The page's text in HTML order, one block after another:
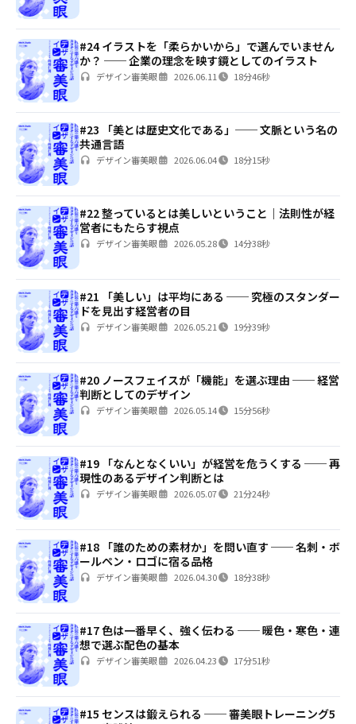
#24 イラストを「柔らかいから」で選んでいません
か？ ── 企業の理念を映す鏡としてのイラスト
デザイン審美眼 2026.06.11 18分46秒
#23 「美とは歴史文化である」── 文脈という名の
共通言語
デザイン審美眼 2026.06.04 18分15秒
#22 整っているとは美しいということ｜法則性が経
営者にもたらす視点
デザイン審美眼 2026.05.28 14分38秒
#21 「美しい」は平均にある ── 究極のスタンダー
ドを見出す経営者の目
デザイン審美眼 2026.05.21 19分39秒
#20 ノースフェイスが「機能」を選ぶ理由 ── 経営
判断としてのデザイン
デザイン審美眼 2026.05.14 15分56秒
#19 「なんとなくいい」が経営を危うくする ── 再
現性のあるデザイン判断とは
デザイン審美眼 2026.05.07 21分24秒
#18 「誰のための素材か」を問い直す ── 名刺・ボ
ールペン・ロゴに宿る品格
デザイン審美眼 2026.04.30 18分38秒
#17 色は一番早く、強く伝わる ── 暖色・寒色・連
想で選ぶ配色の基本
デザイン審美眼 2026.04.23 17分51秒
#15 センスは鍛えられる ── 審美眼トレーニング5